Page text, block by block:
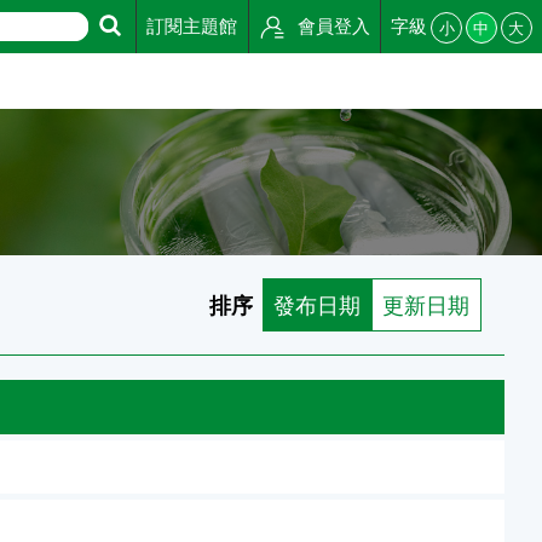
訂閱主題館 會員登入 字級 小 中 大
排序 發布日期 更新日期